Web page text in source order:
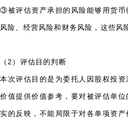
③被评估资产承担的风险能够用货
风险、经营风险和财务风险，这些风
（2）评估目的判断
本次评估目的是为委托人因股权投
价值提供价值参考，要对被评估单
实的反映，不能局限于对各单项资